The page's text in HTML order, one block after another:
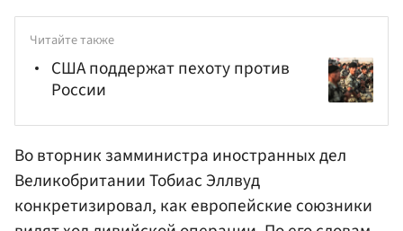
Читайте также
США поддержат пехоту против
России
Во вторник замминистра иностранных дел
ВеликобританииТобиас Эллвуд
конкретизировал, как европейские союзники